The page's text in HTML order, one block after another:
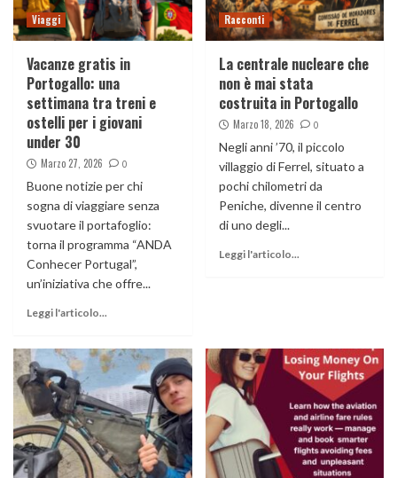
Viaggi
Vacanze gratis in
Portogallo: una
settimana tra treni e
ostelli per i giovani
under 30
Marzo 27, 2026 0
Buone notizie per chi
sogna di viaggiare senza
svuotare il portafoglio:
torna il programma “ANDA
Conhecer Portugal”,
un’iniziativa che offre...
Leggi l'articolo...
Racconti
La centrale nucleare che
non è mai stata
costruita in Portogallo
Marzo 18, 2026 0
Negli anni ’70, il piccolo
villaggio di Ferrel, situato a
pochi chilometri da
Peniche, divenne il centro
di uno degli...
Leggi l'articolo...